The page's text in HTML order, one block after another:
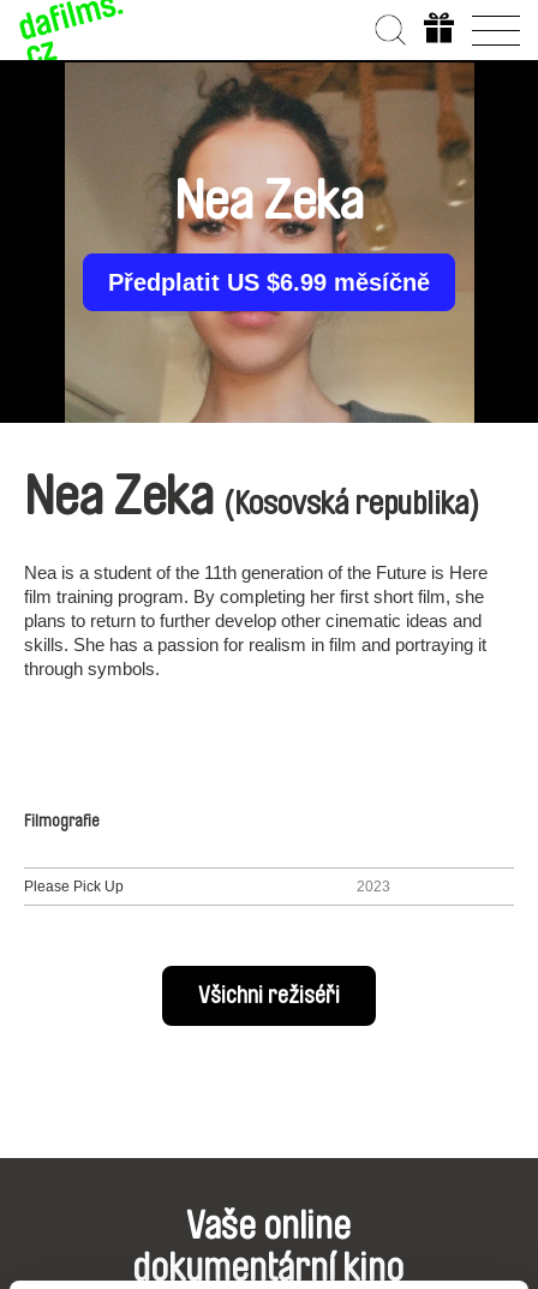
Nea Zeka
Předplatit US $6.99 měsíčně
Nea Zeka (Kosovská republika)
Nea is a student of the 11th generation of the Future is Here
film training program. By completing her first short film, she
plans to return to further develop other cinematic ideas and
skills. She has a passion for realism in film and portraying it
through symbols.
Filmografie
Please Pick Up 2023
Všichni režiséři
Vaše online
dokumentární kino